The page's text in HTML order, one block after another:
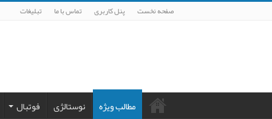
صفحه نخست پنل کاربری تماس با ما تبلیغات
مطالب ویژه نوستالژی فوتبال